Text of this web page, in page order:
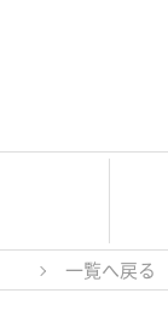
一覧へ戻る